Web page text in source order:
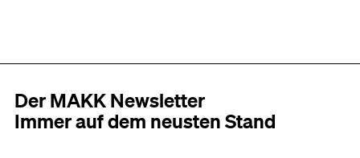
Der MAKK Newsletter
Immer auf dem neusten Stand